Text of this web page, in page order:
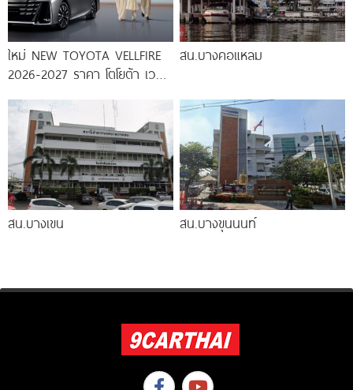
ใหม่ NEW TOYOTA VELLFIRE
2026-2027 ราคา โตโยต้า เวล
สน.บางคอแหลม
สน.บางเขน สน.บางขุนนนท์